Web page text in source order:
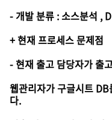
- 개발 분류 : 소스분석 ,
+ 현재 프로세스 문제점
- 현재 출고 담당자가 출
웹관리자가 구글시트
다.